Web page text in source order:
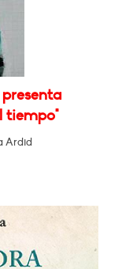
tiempo"
Ardid